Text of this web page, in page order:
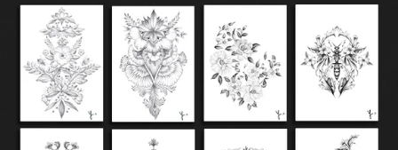
Ouvrir
supports
multimédia
dans